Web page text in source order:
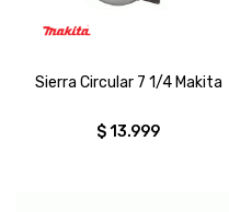
Sierra Circular 7 1/4 Makita
$13.999